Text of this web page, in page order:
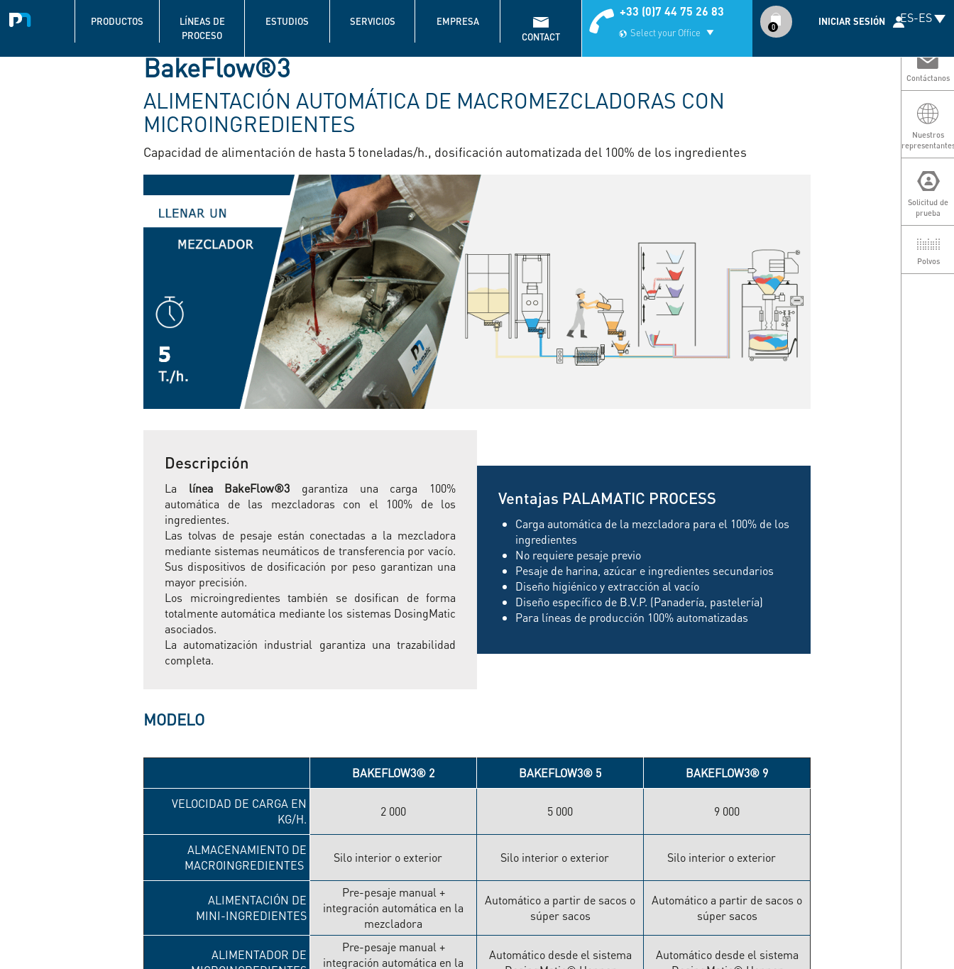
ES-ES
principale
PRODUCTOS
LÍNEAS DE
PROCESO
ESTUDIOS SERVICIOS
EMPRESA
CONTACT
+33 (0)7 44 75 26 83
Select your Office 0
utilisateur
INICIAR SESIÓN
Contáctanos
Nuestros
Solicitud de
prueba
Polvos
BakeFlow®3
ALIMENTACIÓN AUTOMÁTICA DE MACROMEZCLADORAS CON
MICROINGREDIENTES
Capacidad de alimentación de hasta 5 toneladas/h., dosificación automatizada del 100% de los ingredientes
Descripción
La línea BakeFlow®3 garantiza una carga 100%
automática de las mezcladoras con el 100% de los
ingredientes.
Las tolvas de pesaje están conectadas a la mezcladora
mediante sistemas neumáticos de transferencia por vacío.
Sus dispositivos de dosificación por peso garantizan una
mayor precisión.
Los microingredientes también se dosifican de forma
totalmente automática mediante los sistemas DosingMatic
asociados.
La automatización industrial garantiza una trazabilidad
completa.
Ventajas PALAMATIC PROCESS
Carga automática de la mezcladora para el 100% de los
ingredientes
No requiere pesaje previo
Pesaje de harina, azúcar e ingredientes secundarios
Diseño higiénico y extracción al vacío
Diseño específico de B.V.P. (Panadería, pastelería)
Para líneas de producción 100% automatizadas
MODELO
BAKEFLOW3® 2 BAKEFLOW3® 5 BAKEFLOW3® 9
VELOCIDAD DE CARGA EN
KG/H.
2 000 5 000 9 000
ALMACENAMIENTO DE
MACROINGREDIENTES
Silo interior o exterior Silo interior o exterior Silo interior o exterior
ALIMENTACIÓN DE
MINI-INGREDIENTES
Pre-pesaje manual +
integración automática en la
mezcladora
Automático a partir de sacos o
súper sacos
Automático a partir de sacos o
súper sacos
ALIMENTADOR DE
Pre-pesaje manual +
integración automática en la
Automático desde el sistema
Automático desde el sistema